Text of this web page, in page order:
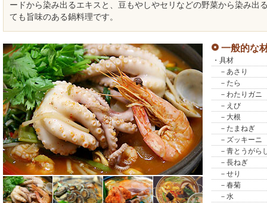
ードから染み出るエキスと、豆もやしやセリなどの野菜から染み出
ても旨味のある鍋料理です。
一般的な
・具材
－あさり
－たら
－わたりガニ
－えび
－大根
－たまねぎ
－ズッキーニ
－青とうがら
－長ねぎ
－せり
－春菊
－水